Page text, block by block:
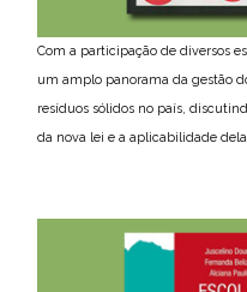
Com a participação de diversos
um amplo panorama da gestão
resíduos sólidos no país,
da nova lei e a aplicabilidade